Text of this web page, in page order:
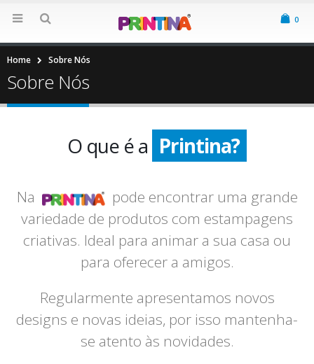
0
Home Sobre Nós
Sobre Nós
O que é a Printina?
Na
pode encontrar uma grande
variedade de produtos com estampagens
criativas. Ideal para animar a sua casa ou
para oferecer a amigos.
Regularmente apresentamos novos
designs e novas ideias, por isso mantenha-
se atento às novidades.